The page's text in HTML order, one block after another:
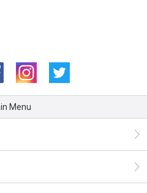
Facebook Instagram
Menu